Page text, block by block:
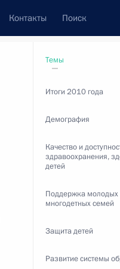
Контакты Поиск
Подписаться на ленту
Темы
Итоги 2010 года
Демография
Качество и
здравоохранения,
детей
Поддержка молодых
многодетных семей
Защита детей
Развитие системы